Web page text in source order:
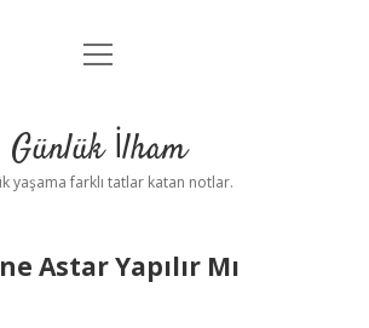
Anasayfa
Yasal Uyarı
menüyü
Günlük İlham
yaşama farklı tatlar katan notlar.
Astar Yapılır Mı